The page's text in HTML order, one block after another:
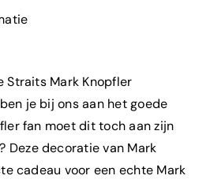
Straits Mark Knopfler
je bij ons aan het goede
fan moet dit toch aan zijn
Deze decoratie van Mark
cadeau voor een echte Mark